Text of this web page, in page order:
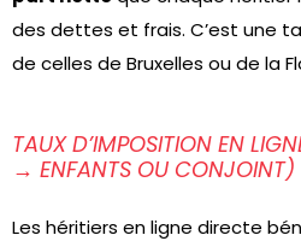
des dettes et frais. C’est une
de celles de Bruxelles ou de la
TAUX D’IMPOSITION EN
→ ENFANTS OU CONJOINT)
Les héritiers en ligne directe